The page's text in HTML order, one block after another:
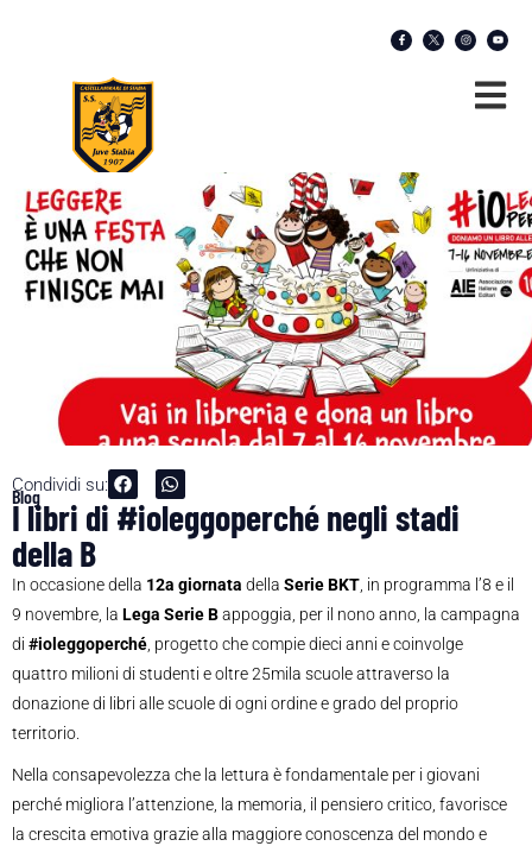
Condividi su:
Blog
I libri di #ioleggoperché negli stadi
della B
In occasione della 12a giornata della Serie BKT , in programma l’8 e il
9 novembre, la Lega Serie Bappoggia, per il nono anno, la campagna
di #ioleggoperché , progetto che compie dieci anni e coinvolge
quattro milioni di studenti e oltre 25mila scuole attraverso la
donazione di libri alle scuole di ogni ordine e grado del proprio
territorio.
Nella consapevolezza che la lettura è fondamentale per i giovani
perché migliora l’attenzione, la memoria, il pensiero critico, favorisce
la crescita emotiva grazie alla maggiore conoscenza del mondo e